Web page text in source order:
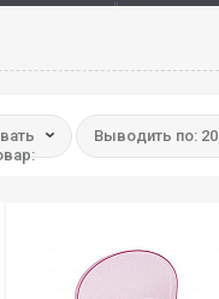
Выводить по: 20